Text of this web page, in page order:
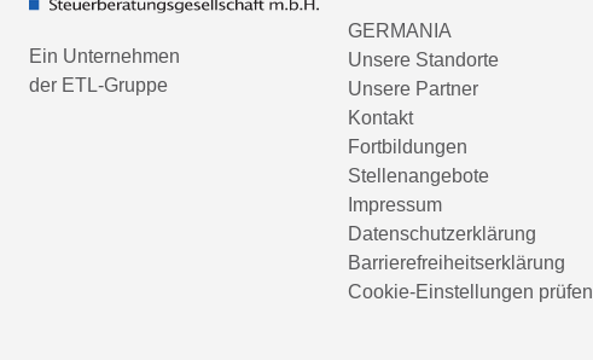
Ein Unternehmen
der ETL-Gruppe
GERMANIA
Unsere Standorte
Unsere Partner
Kontakt
Fortbildungen
Stellenangebote
Impressum
Datenschutzerklärung
Barrierefreiheitserklärung
Cookie-Einstellungen prüfen